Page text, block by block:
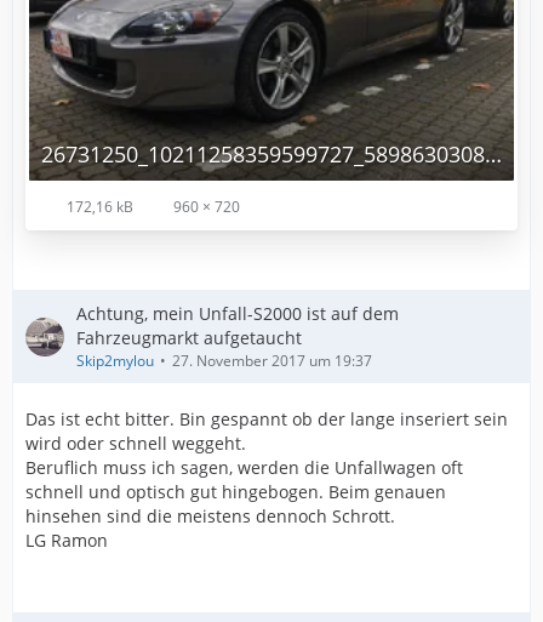
26731250_10211258359599727_58986303088207449_n.jpg
172,16 kB 960 × 720
Achtung, mein Unfall-S2000 ist auf dem
Fahrzeugmarkt aufgetaucht
Skip2mylou 27. November 2017 um 19:37
Das ist echt bitter. Bin gespannt ob der lange inseriert sein
wird oder schnell weggeht.
Beruflich muss ich sagen, werden die Unfallwagen oft
schnell und optisch gut hingebogen. Beim genauen
hinsehen sind die meistens dennoch Schrott.
LG Ramon